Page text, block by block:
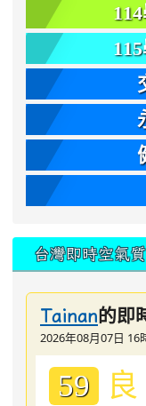
台灣即時空氣
Tainan的即
2026年08月07日 16
59 良